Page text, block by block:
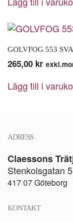
GOLVFOG 553
265,00 kr
Lägg till i
ADRESS
Claessons
Stenkolsgatan 5
417 07 Göteborg
KONTAKT